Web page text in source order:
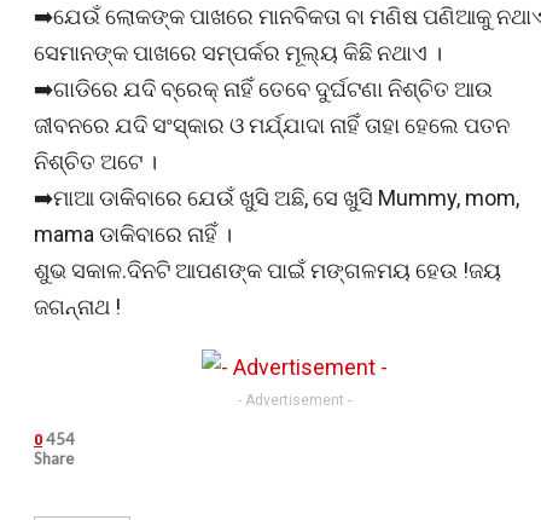
➡️ଯେଉଁ ଲୋକଙ୍କ ପାଖରେ ମାନବିକତା ବା ମଣିଷ ପଣିଆକୁ
ସେମାନଙ୍କ ପାଖରେ ସମ୍ପର୍କର ମୂଲ୍ୟ କିଛି ନଥାଏ ।
➡️ଗାଡିରେ ଯଦି ବ୍ରେକ୍ ନାହିଁ ତେବେ ଦୁର୍ଘଟଣା ନିଶ୍ଚିତ ଆଉ
ଜୀବନରେ ଯଦି ସଂସ୍କାର ଓ ମର୍ଯ୍ଯାଦା ନାହିଁ ତାହା ହେଲେ ପତନ
ନିଶ୍ଚିତ ଅଟେ ।
➡️ମାଆ ଡାକିବାରେ ଯେଉଁ ଖୁସି ଅଛି, ସେ ଖୁସି Mummy, mom,
mama ଡାକିବାରେ ନାହିଁ ।
ଶୁଭ ସକାଳ.ଦିନଟି ଆପଣଙ୍କ ପାଇଁ ମଙ୍ଗଳମୟ ହେଉ !ଜୟ
ଜଗନ୍ନାଥ !
- Advertisement -
0 454
Share